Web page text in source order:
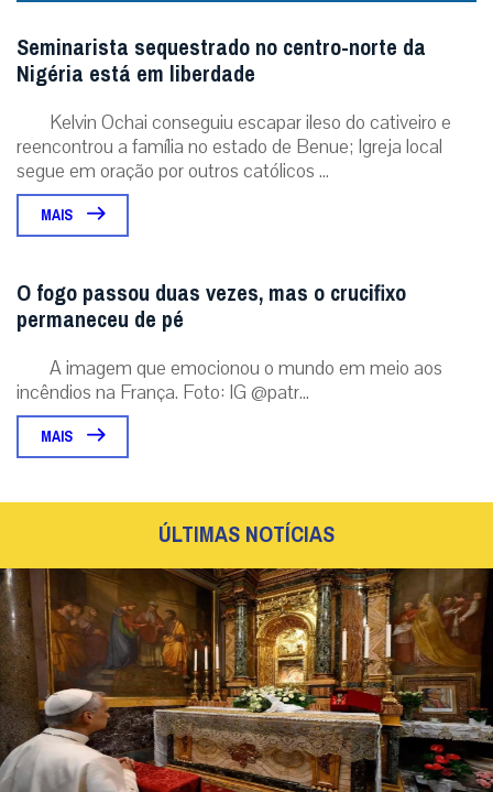
Seminarista sequestrado no centro-norte da
Nigéria está em liberdade
Kelvin Ochai conseguiu escapar ileso do cativeiro e
reencontrou a família no estado de Benue; Igreja local
segue em oração por outros católicos ...
MAIS
O fogo passou duas vezes, mas o crucifixo
permaneceu de pé
A imagem que emocionou o mundo em meio aos
incêndios na França. Foto: IG @patr...
MAIS
ÚLTIMAS NOTÍCIAS